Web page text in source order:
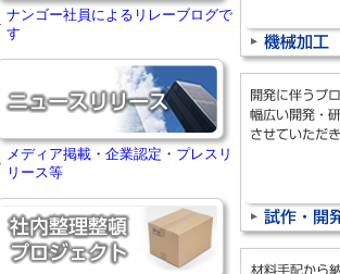
ナンゴー社員によるリレーブログで
す
メディア掲載・企業認定・プレスリ
リース等